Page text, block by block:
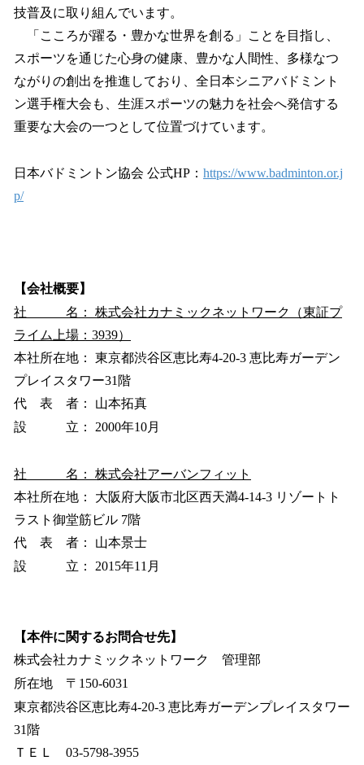
技普及に取り組んでいます。
「こころが躍る・豊かな世界を創る」ことを目指し、
スポーツを通じた心身の健康、豊かな人間性、多様なつ
ながりの創出を推進しており、全日本シニアバドミント
ン選手権大会も、生涯スポーツの魅力を社会へ発信する
重要な大会の一つとして位置づけています。
日本バドミントン協会 公式HP： https://www.badminton.or.j
p/
【会社概要】
社 名： 株式会社カナミックネットワーク（東証プ
ライム上場：3939）
本社所在地： 東京都渋谷区恵比寿4-20-3 恵比寿ガーデン
プレイスタワー31階
代 表 者： 山本拓真
設 立： 2000年10月
社 名： 株式会社アーバンフィット
本社所在地： 大阪府大阪市北区西天満4-14-3 リゾートト
ラスト御堂筋ビル 7階
代 表 者： 山本景士
設 立： 2015年11月
【本件に関するお問合せ先】
株式会社カナミックネットワーク 管理部
所在地 〒150-6031
東京都渋谷区恵比寿4-20-3 恵比寿ガーデンプレイスタワー
31階
ＴＥＬ 03-5798-3955